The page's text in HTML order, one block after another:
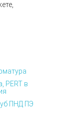
PERT в
ПНД ПЭ